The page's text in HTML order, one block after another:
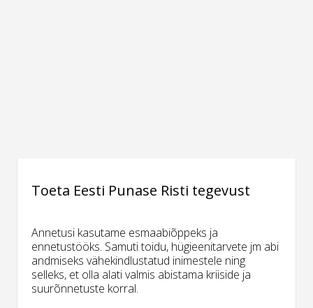
Toeta Eesti Punase Risti tegevust
Annetusi kasutame esmaabiõppeks ja
ennetustööks. Samuti toidu, hügieenitarvete jm abi
andmiseks vähekindlustatud inimestele ning
selleks, et olla alati valmis abistama kriiside ja
suurõnnetuste korral.